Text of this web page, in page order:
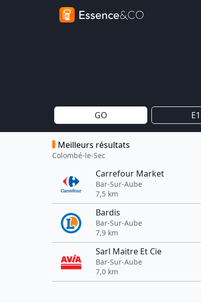
GO
Meilleurs résultats
Colombé-le-Sec
Carrefour Market
Bar-Sur-Aube
7,5 km
Bardis
Bar-Sur-Aube
7,9 km
Sarl Maitre Et Cie
Bar-Sur-Aube
7,0 km